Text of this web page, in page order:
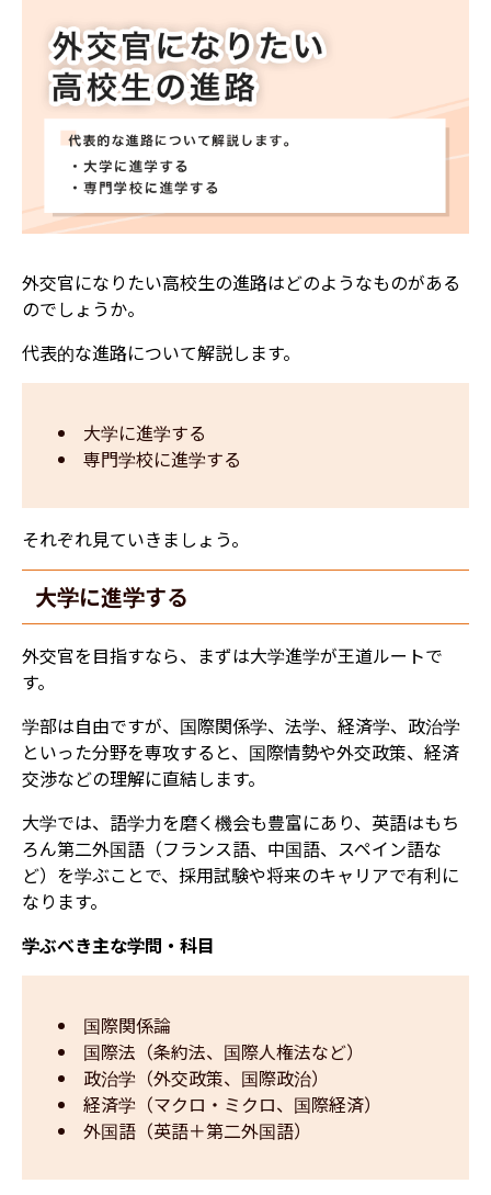
外交官になりたい高校生の進路はどのようなものがある
のでしょうか。
代表的な進路について解説します。
大学に進学する
専門学校に進学する
それぞれ見ていきましょう。
大学に進学する
外交官を目指すなら、まずは大学進学が王道ルートで
す。
学部は自由ですが、国際関係学、法学、経済学、政治学
といった分野を専攻すると、国際情勢や外交政策、経済
交渉などの理解に直結します。
大学では、語学力を磨く機会も豊富にあり、英語はもち
ろん第二外国語（フランス語、中国語、スペイン語な
ど）を学ぶことで、採用試験や将来のキャリアで有利に
なります。
学ぶべき主な学問・科目
国際関係論
国際法（条約法、国際人権法など）
政治学（外交政策、国際政治）
経済学（マクロ・ミクロ、国際経済）
外国語（英語＋第二外国語）